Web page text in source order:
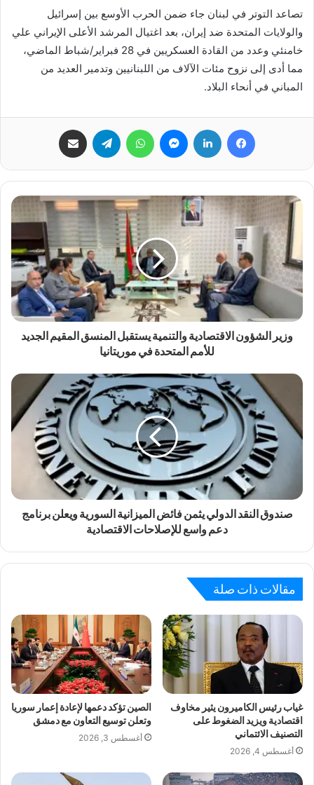
تصاعد التوتر في لبنان جاء ضمن الحرب الأوسع بين إسرائيل
والولايات المتحدة ضد إيران، بعد اغتيال المرشد الأعلى الإيراني علي
خامنئي وعدد من القادة العسكريين في 28 فبراير/شباط الماضي،
مما أدى إلى نزوح مئات الآلاف من اللبنانيين وتدمير العديد من
المباني في أنحاء البلاد.
فيسبوك لينكدإن ماسنجر واتساب تيلقرام
وزير الشؤون الاقتصادية والتنمية يستقبل المنسق المقيم الجديد
للأمم المتحدة في موريتانيا
صندوق النقد الدولي يثمن فائض الميزانية السورية ويعلن برنامج
دعم واسع للإصلاحات الاقتصادية
مقالات ذات صلة
غياب رئيس الكاميرون يثير مخاوف
اقتصادية ويزيد الضغوط على
التصنيف الائتماني
أغسطس 4, 2026
الصين تؤكد دعمها لإعادة إعمار سوريا
وتعلن توسيع التعاون مع دمشق
أغسطس 3, 2026